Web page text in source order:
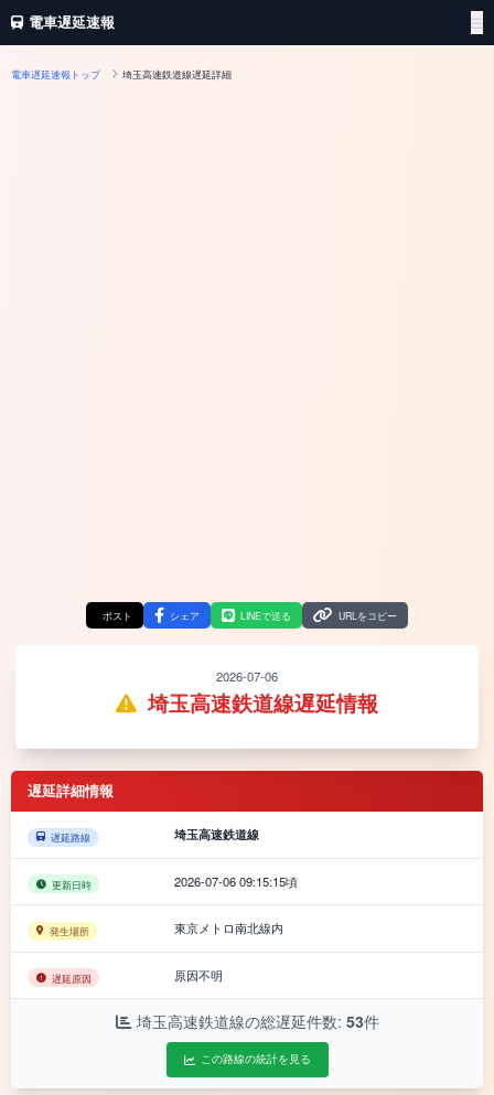
電車遅延速報
電車遅延速報トップ 埼玉高速鉄道線遅延詳細
ポスト シェア LINEで送る URLをコピー
2026-07-06
埼玉高速鉄道線遅延情報
遅延詳細情報
遅延路線 埼玉高速鉄道線
更新日時 2026-07-06 09:15:15頃
発生場所 東京メトロ南北線内
遅延原因 原因不明
埼玉高速鉄道線の総遅延件数: 53件
この路線の統計を見る